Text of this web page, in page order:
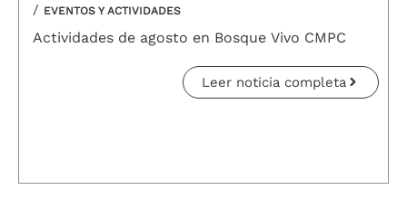
/ EVENTOS Y ACTIVIDADES
Actividades de agosto en Bosque Vivo CMPC
Leer noticia completa